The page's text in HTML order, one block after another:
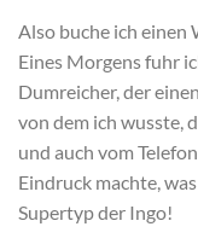
Also buche ich
Eines Morgens fuhr
Dumreicher, der
von dem ich wusste,
und auch vom
Eindruck machte,
Supertyp der Ingo!